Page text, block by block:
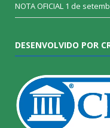
NOTA OFICIAL 1 de
DESENVOLVIDO POR